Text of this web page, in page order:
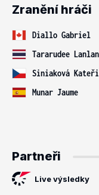
Zranění hráči
Diallo Gabriel
Tararudee
Siniaková
Munar Jaume
Partneři
Live výsledky